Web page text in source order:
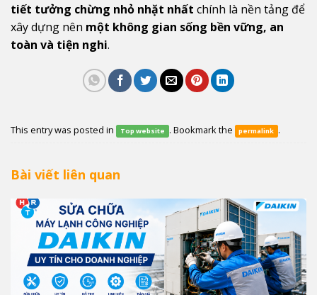
tiết tưởng chừng nhỏ nhặt nhất chính là nền tảng để
xây dựng nên một không gian sống bền vững, an
toàn và tiện nghi.
This entry was posted in Top website . Bookmark the permalink .
Bài viết liên quan